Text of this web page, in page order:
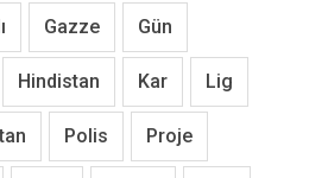
Gazze Gün
Hindistan Kar Lig
Polis Proje